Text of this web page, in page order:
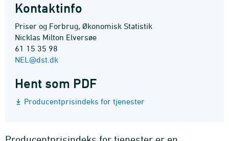
Kontaktinfo
Priser og Forbrug, Økonomisk Statistik
Nicklas Milton Elversøe
61 15 35 98
NEL@dst.dk
Hent som PDF
Producentprisindeks for tjenester